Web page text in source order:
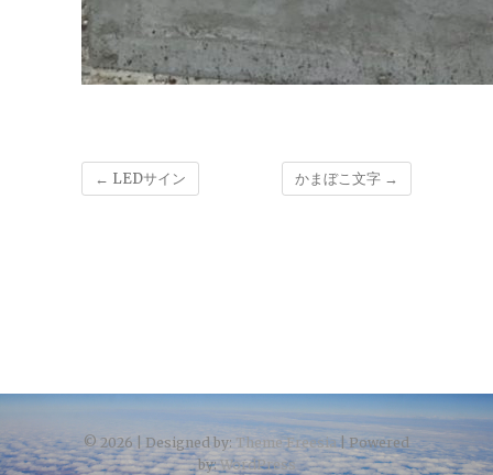
← LEDサイン かまぼこ文字 →
© 2026 | Designed by: Theme Freesia| Powered
by:WordPress